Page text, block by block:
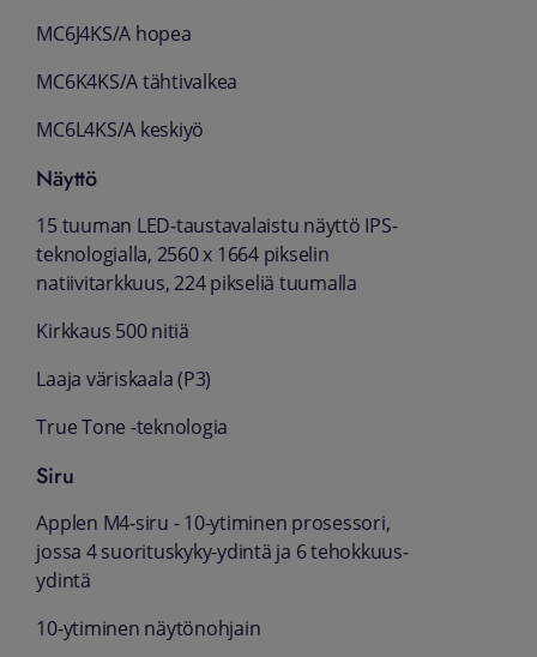
MC6J4KS/A hopea
MC6K4KS/A tähtivalkea
MC6L4KS/A keskiyö
Näyttö
15 tuuman LED-tausta­valaistu näyttö IPS-
tekno­logialla, 2560 x 1664 pikselin
natiivitarkkuus, 224 pikseliä tuumalla
Kirkkaus 500 nitiä
Laaja väriskaala (P3)
True Tone ‑tekno­logia
Siru
Applen M4-siru - 10-ytiminen prosessori,
jossa 4 suoritus­kyky-ydintä ja 6 tehokkuus­
ydintä
10-ytiminen näytön­ohjain